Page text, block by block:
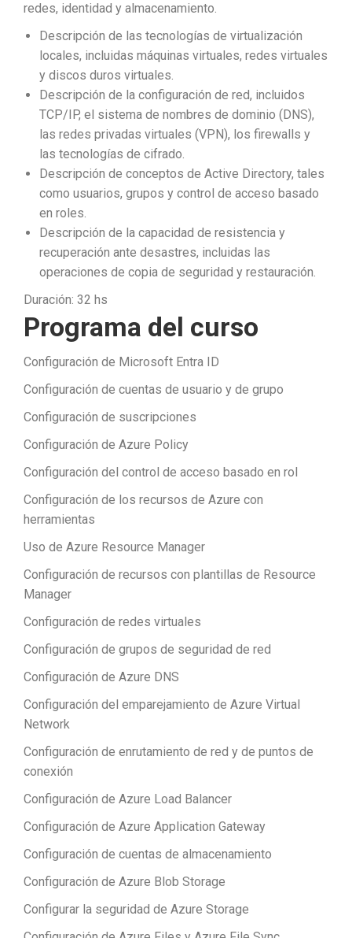
redes, identidad y almacenamiento.
Descripción de las tecnologías de virtualización
locales, incluidas máquinas virtuales, redes virtuales
y discos duros virtuales.
Descripción de la configuración de red, incluidos
TCP/IP, el sistema de nombres de dominio (DNS),
las redes privadas virtuales (VPN), los firewalls y
las tecnologías de cifrado.
Descripción de conceptos de Active Directory, tales
como usuarios, grupos y control de acceso basado
en roles.
Descripción de la capacidad de resistencia y
recuperación ante desastres, incluidas las
operaciones de copia de seguridad y restauración.
Duración: 32 hs
Programa del curso
Configuración de Microsoft Entra ID
Configuración de cuentas de usuario y de grupo
Configuración de suscripciones
Configuración de Azure Policy
Configuración del control de acceso basado en rol
Configuración de los recursos de Azure con
herramientas
Uso de Azure Resource Manager
Configuración de recursos con plantillas de Resource
Manager
Configuración de redes virtuales
Configuración de grupos de seguridad de red
Configuración de Azure DNS
Configuración del emparejamiento de Azure Virtual
Network
Configuración de enrutamiento de red y de puntos de
conexión
Configuración de Azure Load Balancer
Configuración de Azure Application Gateway
Configuración de cuentas de almacenamiento
Configuración de Azure Blob Storage
Configurar la seguridad de Azure Storage